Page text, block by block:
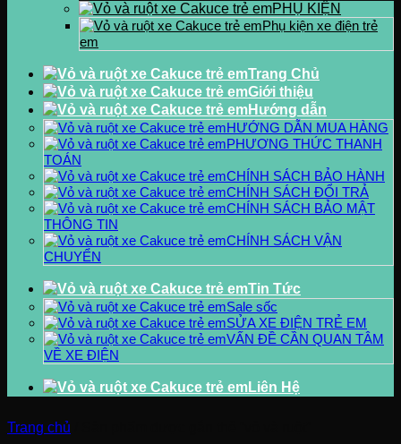
PHỤ KIỆN
Phụ kiện xe điện trẻ
em
Trang Chủ
Giới thiệu
Hướng dẫn
HƯỚNG DẪN MUA HÀNG
PHƯƠNG THỨC THANH
TOÁN
CHÍNH SÁCH BẢO HÀNH
CHÍNH SÁCH ĐỔI TRẢ
CHÍNH SÁCH BẢO MẬT
THÔNG TIN
CHÍNH SÁCH VẬN
CHUYỂN
Tin Tức
Sale sốc
SỬA XE ĐIỆN TRẺ EM
VẤN ĐỀ CẦN QUAN TÂM
VỀ XE ĐIỆN
Liên Hệ
Trang chủ